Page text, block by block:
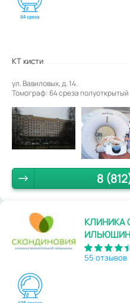
КТ кисти
ул. Вавиловых, д. 14.
Томограф: 64 среза полуоткрытый
8
КЛИНИКА
55 отзывов